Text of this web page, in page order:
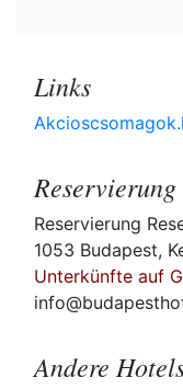
Links
Reservierung
Reservierung
1053 Budapest,
Unterkünfte auf
Andere